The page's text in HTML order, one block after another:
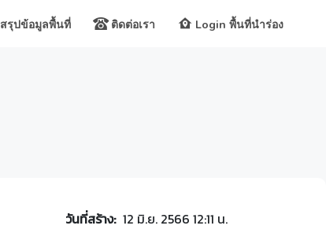
สรุปข้อมูลพื้นที่ ติดต่อเรา Login พื้นที่นำร่อง
วันที่สร้าง: 12 มิ.ย. 2566 12:11 น.